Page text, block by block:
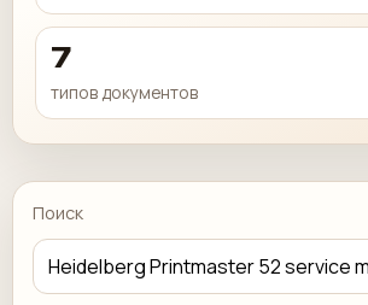
7
типов документов
Поиск